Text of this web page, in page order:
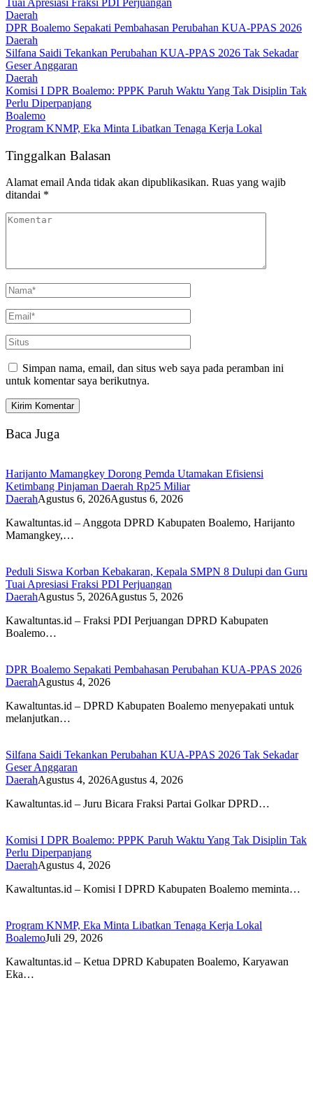
Daerah
DPR Boalemo Sepakati Pembahasan Perubahan KUA-PPAS 2026
Daerah
Silfana Saidi Tekankan Perubahan KUA-PPAS 2026 Tak Sekadar
Geser Anggaran
Daerah
Komisi I DPR Boalemo: PPPK Paruh Waktu Yang Tak Disiplin Tak
Perlu Diperpanjang
Boalemo
Program KNMP, Eka Minta Libatkan Tenaga Kerja Lokal
Tinggalkan Balasan
Alamat email Anda tidak akan dipublikasikan. Ruas yang wajib
ditandai *
Simpan nama, email, dan situs web saya pada peramban ini
untuk komentar saya berikutnya.
Baca Juga
Harijanto Mamangkey Dorong Pemda Utamakan Efisiensi
Ketimbang Pinjaman Daerah Rp25 Miliar
DaerahAgustus 6, 2026Agustus 6, 2026
Kawaltuntas.id – Anggota DPRD Kabupaten Boalemo, Harijanto
Mamangkey,…
Peduli Siswa Korban Kebakaran, Kepala SMPN 8 Dulupi dan Guru
Tuai Apresiasi Fraksi PDI Perjuangan
DaerahAgustus 5, 2026Agustus 5, 2026
Kawaltuntas.id – Fraksi PDI Perjuangan DPRD Kabupaten
Boalemo…
DPR Boalemo Sepakati Pembahasan Perubahan KUA-PPAS 2026
DaerahAgustus 4, 2026
Kawaltuntas.id – DPRD Kabupaten Boalemo menyepakati untuk
melanjutkan…
Silfana Saidi Tekankan Perubahan KUA-PPAS 2026 Tak Sekadar
Geser Anggaran
DaerahAgustus 4, 2026Agustus 4, 2026
Kawaltuntas.id – Juru Bicara Fraksi Partai Golkar DPRD…
Komisi I DPR Boalemo: PPPK Paruh Waktu Yang Tak Disiplin Tak
Perlu Diperpanjang
DaerahAgustus 4, 2026
Kawaltuntas.id – Komisi I DPRD Kabupaten Boalemo meminta…
Program KNMP, Eka Minta Libatkan Tenaga Kerja Lokal
BoalemoJuli 29, 2026
Kawaltuntas.id – Ketua DPRD Kabupaten Boalemo, Karyawan
Eka…